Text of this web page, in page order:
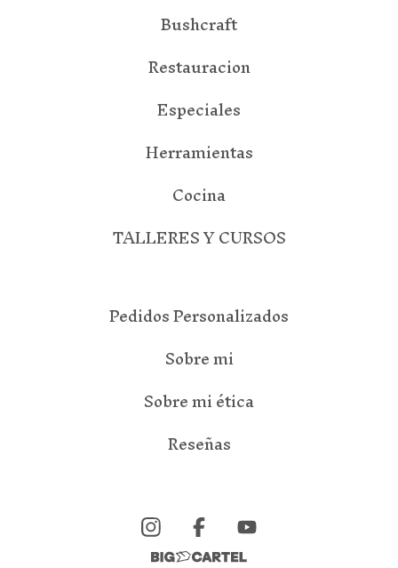
Bushcraft
Restauracion
Especiales
Herramientas
Cocina
TALLERES Y CURSOS
Pedidos Personalizados
Sobre mi
Sobre mi ética
Reseñas